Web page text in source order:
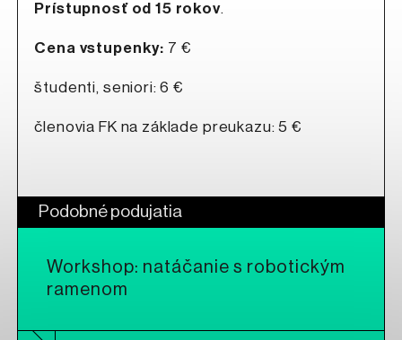
Prístupnosť od 15 rokov.
Cena vstupenky: 7 €
študenti, seniori: 6 €
členovia FK na základe preukazu: 5 €
Podobné podujatia
Workshop: natáčanie s robotickým
ramenom